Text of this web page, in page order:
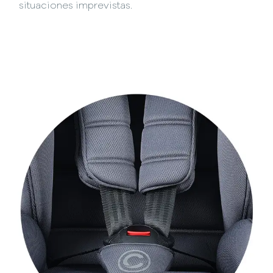
situaciones imprevistas.